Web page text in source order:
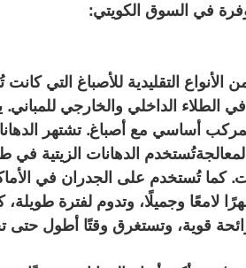
في السوق الكويتي:
الأنواع التقليدية للأصباغ التي
الداخلي والخارجي للمباني.
كمركب أساسي مع أصباغ. تشتهر
الدهانات الزيتية في
كما تُستخدم على الجدران في
لامعًا وجميلًا، وتدوم لفترة طويلة،
قوية، وتستغرق وقتًا أطول حتى